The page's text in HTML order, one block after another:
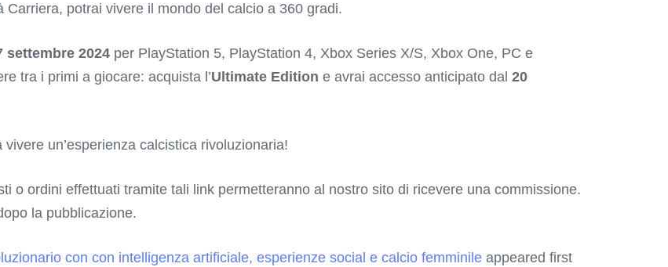
Carriera, potrai vivere il mondo del calcio a 360 gradi.
settembre 2024 per PlayStation 5, PlayStation 4, Xbox Series X/S, Xbox One, PC e
tra i primi a giocare: acquista l’Ultimate Edition e avrai accesso anticipato dal 20
vivere un’esperienza calcistica rivoluzionaria!
o ordini effettuati tramite tali link permetteranno al nostro sito di ricevere una commissione.
la pubblicazione.
con con intelligenza artificiale, esperienze social e calcio femminile appeared first